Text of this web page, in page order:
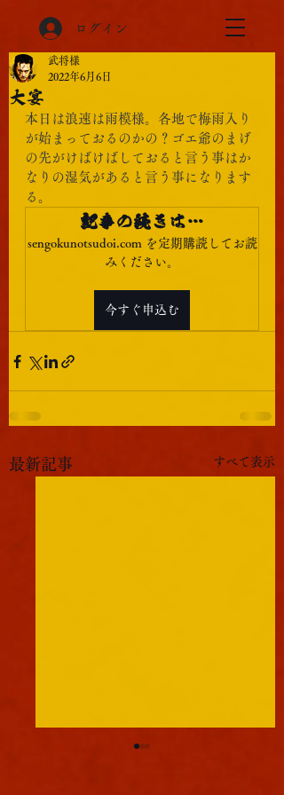
ログイン
大宴
武将様
2022年6月6日
本日は浪速は雨模様。各地で梅雨入り
が始まっておるのかの？ゴエ爺のまげ
の先がけばけばしておると言う事はか
なりの湿気があると言う事になります
る。
記事の続きは…
sengokunotsudoi.com を定期購読してお読
みください。
今すぐ申込む
最新記事 すべて表示